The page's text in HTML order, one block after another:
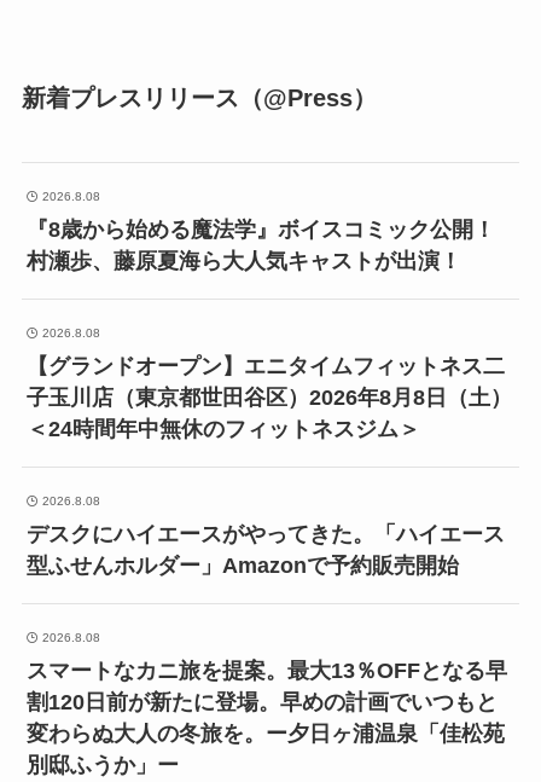
新着プレスリリース（@Press）
2026.8.08
『8歳から始める魔法学』ボイスコミック公開！
村瀬歩、藤原夏海ら大人気キャストが出演！
2026.8.08
【グランドオープン】エニタイムフィットネス二
子玉川店（東京都世田谷区）2026年8月8日（土）
＜24時間年中無休のフィットネスジム＞
2026.8.08
デスクにハイエースがやってきた。「ハイエース
型ふせんホルダー」Amazonで予約販売開始
2026.8.08
スマートなカニ旅を提案。最大13％OFFとなる早
割120日前が新たに登場。早めの計画でいつもと
変わらぬ大人の冬旅を。ー夕日ヶ浦温泉「佳松苑
別邸ふうか」ー